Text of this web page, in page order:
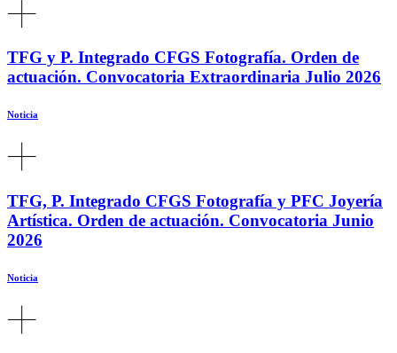
TFG y P. Integrado CFGS Fotografía. Orden de
actuación. Convocatoria Extraordinaria Julio 2026
Noticia
TFG, P. Integrado CFGS Fotografía y PFC Joyería
Artística. Orden de actuación. Convocatoria Junio
2026
Noticia